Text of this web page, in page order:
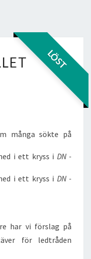
LÖST
många sökte på
i ett kryss i DN -
i ett kryss i DN -
har vi förslag på
för ledtråden